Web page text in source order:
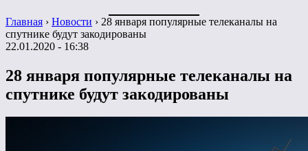
Главная › Новости › 28 января популярные телеканалы на
спутнике будут закодированы
22.01.2020 - 16:38
28 января популярные телеканалы на
спутнике будут закодированы